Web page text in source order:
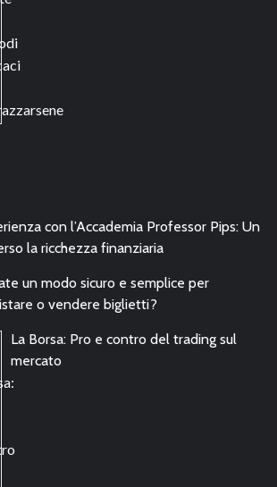
con l’Accademia Professor Pips: Un
la ricchezza finanziaria
un modo sicuro e semplice per
o vendere biglietti?
La Borsa: Pro e contro del trading sul
mercato